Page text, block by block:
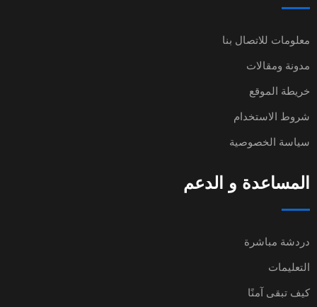
معلومات للاتصال بنا
مدونة ومقالات
خريطة الموقع
شروط الاستخدام
سياسة الخصوصية
المساعدة و الدعم
دردشة مباشرة
التعليمات
كيف تبقى آمنًا